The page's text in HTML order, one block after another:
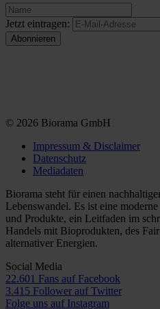
Jetzt eintragen:
© 2026 Biorama GmbH
Impressum & Disclaimer
Datenschutz
Mediadaten
Biorama steht für einen
Lebenswandel. Es ist eine
und Produkte, ein Leitfaden im
Handels mit Bioprodukten, des
alternativer Energien.
Social Media
22.601 Fans auf Facebook
3.415 Follower auf Twitter
Folge uns auf Instagram